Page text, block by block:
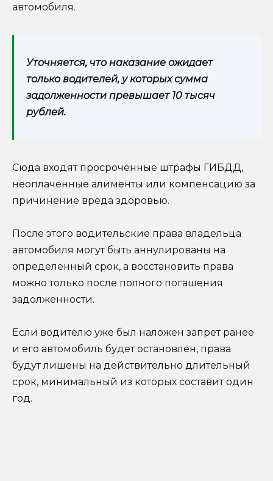
автомобиля.
Уточняется, что наказание ожидает
только водителей, у которых сумма
задолженности превышает 10 тысяч
рублей.
Сюда входят просроченные штрафы ГИБДД,
неоплаченные алименты или компенсацию за
причинение вреда здоровью.
После этого водительские права владельца
автомобиля могут быть аннулированы на
определенный срок, а восстановить права
можно только после полного погашения
задолженности.
Если водителю уже был наложен запрет ранее
и его автомобиль будет остановлен, права
будут лишены на действительно длительный
срок, минимальный из которых составит один
год.